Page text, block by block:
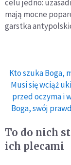
celu jedno:
mają mocne
garstka
Kto szuka Boga,
Musi się wciąż
przed oczyma i
Boga, swój
To do nich
ich plecami